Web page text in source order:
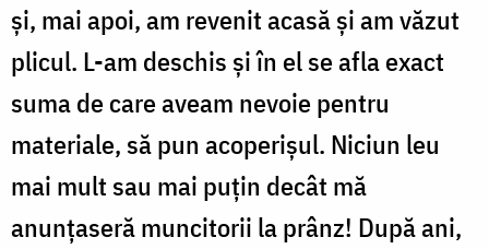
și, mai apoi, am revenit acasă și am văzut
plicul. L-am deschis și în el se afla exact
suma de care aveam nevoie pentru
materiale, să pun acoperișul. Niciun leu
mai mult sau mai puțin decât mă
anunțaseră muncitorii la prânz! După ani,